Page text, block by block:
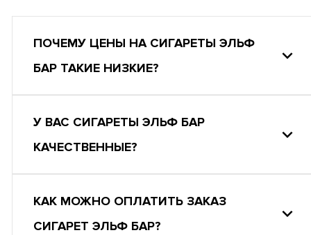
ПОЧЕМУ ЦЕНЫ НА СИГАРЕТЫ ЭЛЬФ
БАР ТАКИЕ НИЗКИЕ?
У ВАС СИГАРЕТЫ ЭЛЬФ БАР
КАЧЕСТВЕННЫЕ?
КАК МОЖНО ОПЛАТИТЬ ЗАКАЗ
СИГАРЕТ ЭЛЬФ БАР?